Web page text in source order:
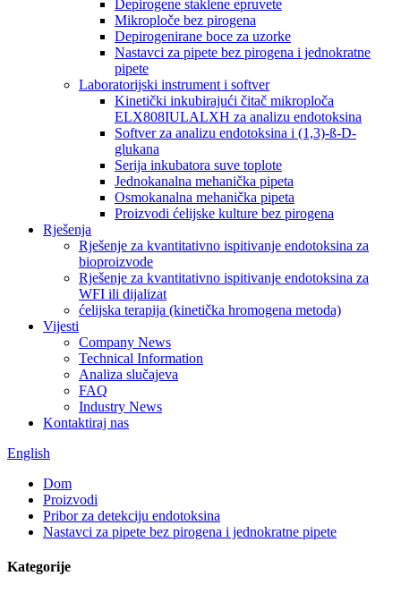
Depirogene staklene epruvete
Mikroploče bez pirogena
Depirogenirane boce za uzorke
Nastavci za pipete bez pirogena i jednokratne
pipete
Laboratorijski instrument i softver
Kinetički inkubirajući čitač mikroploča
ELX808IULALXH za analizu endotoksina
Softver za analizu endotoksina i (1,3)-ß-D-
glukana
Serija inkubatora suve toplote
Jednokanalna mehanička pipeta
Osmokanalna mehanička pipeta
Proizvodi ćelijske kulture bez pirogena
Rješenja
Rješenje za kvantitativno ispitivanje endotoksina za
bioproizvode
Rješenje za kvantitativno ispitivanje endotoksina za
WFI ili dijalizat
ćelijska terapija (kinetička hromogena metoda)
Vijesti
Company News
Technical Information
Analiza slučajeva
FAQ
Industry News
Kontaktiraj nas
English
Dom
Proizvodi
Pribor za detekciju endotoksina
Nastavci za pipete bez pirogena i jednokratne pipete
Kategorije